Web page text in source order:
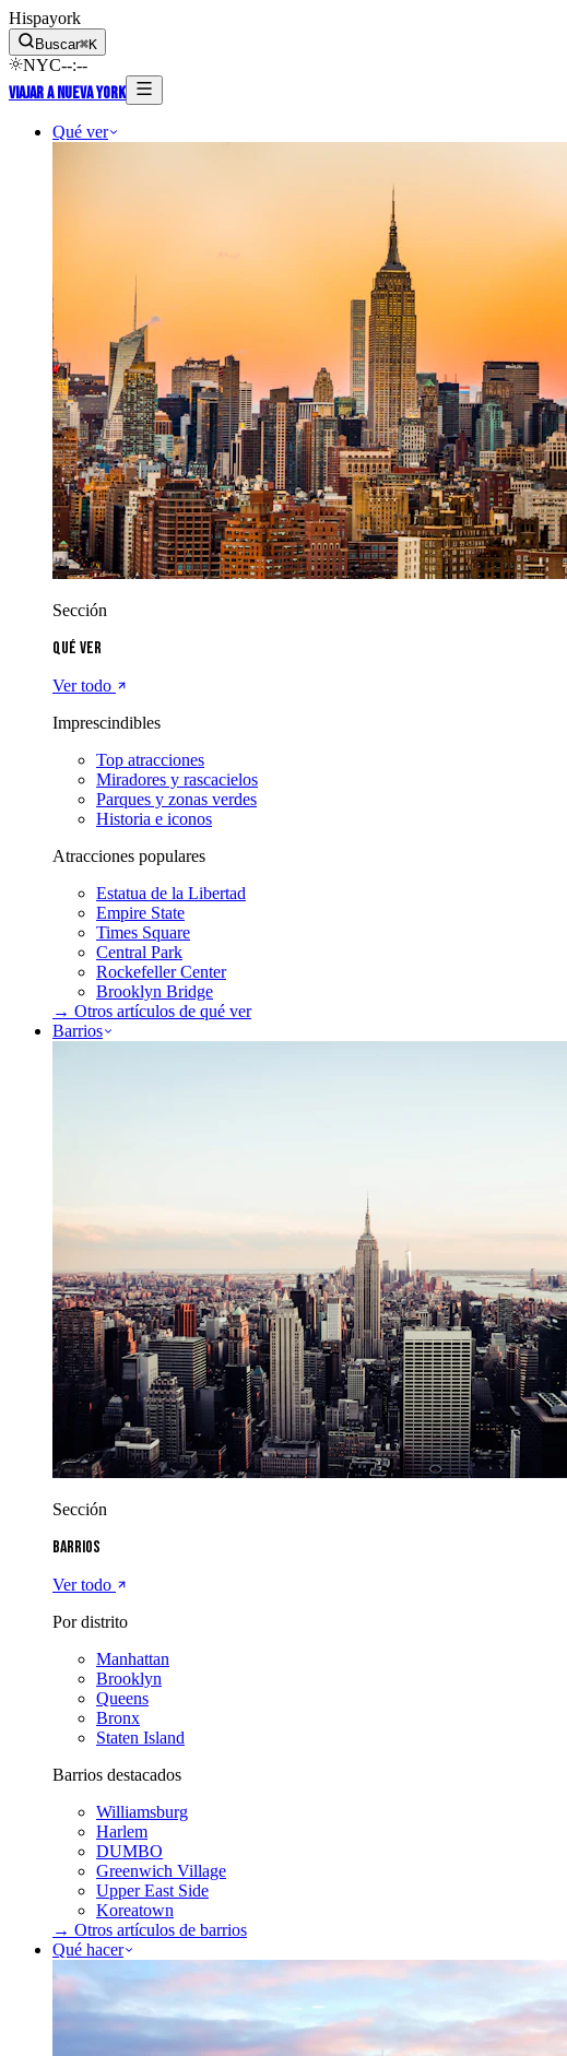
Hispayork
Buscar⌘K
NYC--:--
Viajar a Nueva York
Qué ver
Sección
Qué ver
Ver todo
Imprescindibles
Top atracciones
Miradores y rascacielos
Parques y zonas verdes
Historia e iconos
Atracciones populares
Estatua de la Libertad
Empire State
Times Square
Central Park
Rockefeller Center
Brooklyn Bridge
→ Otros artículos de qué ver
Barrios
Sección
Barrios
Ver todo
Por distrito
Manhattan
Brooklyn
Queens
Bronx
Staten Island
Barrios destacados
Williamsburg
Harlem
DUMBO
Greenwich Village
Upper East Side
Koreatown
→ Otros artículos de barrios
Qué hacer